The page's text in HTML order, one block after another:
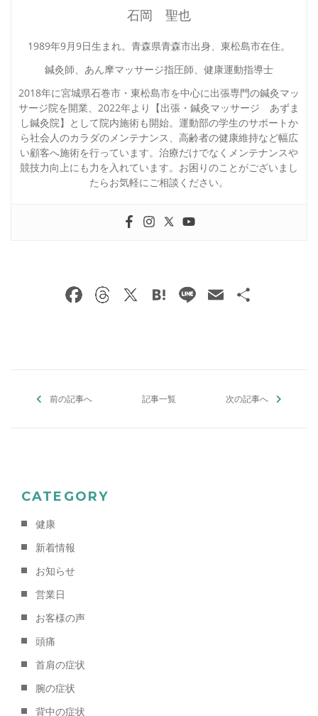
石岡 聖也
1989年9月9日生まれ。青森県青森市出身、東松島市在住。
鍼灸師、あん摩マッサージ指圧師、健康運動指導士
2018年に宮城県石巻市・東松島市を中心に出張専門の鍼灸マッ
サージ院を開業、2022年より【出張・鍼灸マッサージ あずま
し鍼灸院】として院内施術も開始。運動部の学生のサポートか
ら社会人のカラダのメンテナンス、高齢者の健康維持など幅広
い顧客へ施術を行っています。治療だけでなくメンテナンスや
競技力向上にも力を入れています。お困りのことがございまし
たらお気軽にご相談ください。
F
o
T X H Li E
前の記事へ 記事一覧 次の記事へ
CATEGORY
健康
新着情報
お知らせ
営業日
お客様の声
頭痛
首肩の症状
腕の症状
背中の症状